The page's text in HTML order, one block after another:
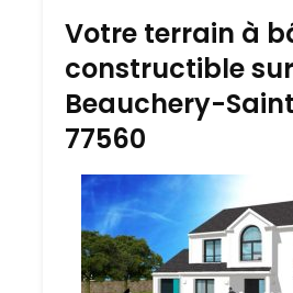
Votre terrain à
constructible sur
Beauchery-
77560